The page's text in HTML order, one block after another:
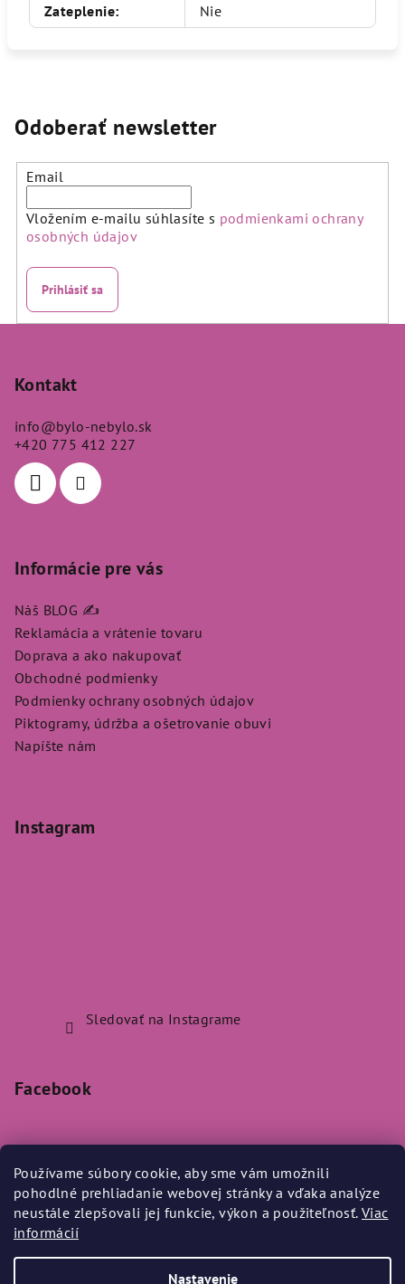
Používame súbory cookie, aby sme vám umožnili
pohodlné prehliadanie webovej stránky a vďaka analýze
neustále zlepšovali jej funkcie, výkon a použiteľnosť. Viac
informácií
Nastavenie
Zateplenie: Nie
Odoberať newsletter
Email
Vložením e-mailu súhlasíte s podmienkami ochrany
osobných údajov
Prihlásiť sa
Kontakt
info@bylo-nebylo.sk
+420 775 412 227
Informácie pre vás
Náš BLOG ✍️
Reklamácia a vrátenie tovaru
Doprava a ako nakupovať
Obchodné podmienky
Podmienky ochrany osobných údajov
Piktogramy, údržba a ošetrovanie obuvi
Napíšte nám
Instagram
Sledovať na Instagrame
Facebook
Prijímame online platby